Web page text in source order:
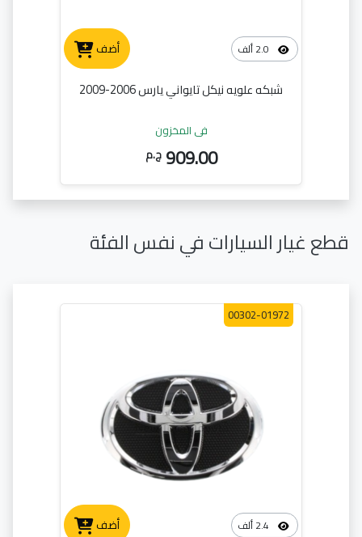
أضف
شبكه علويه نيكل تايواني يارس 2006-2009
في المخزون
909.00 ج.م
قطع غيار السيارات في نفس الفئة
أضف
00302-01972